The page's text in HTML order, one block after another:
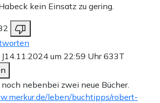
kein Einsatz zu gering.
14.11.2024 um 22:59 Uhr633T
nebenbei zwei neue Bücher.
leben/buchtipps/robert-